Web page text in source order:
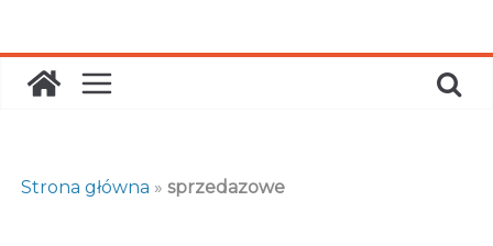
content
Strona główna »sprzedazowe